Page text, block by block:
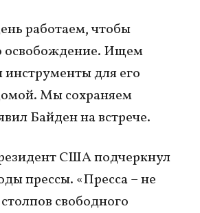
работаем, чтобы
освобождение. Ищем
для его
Мы сохраняем
Байден на встрече.
США подчеркнул
прессы. «Пресса – не
свободного